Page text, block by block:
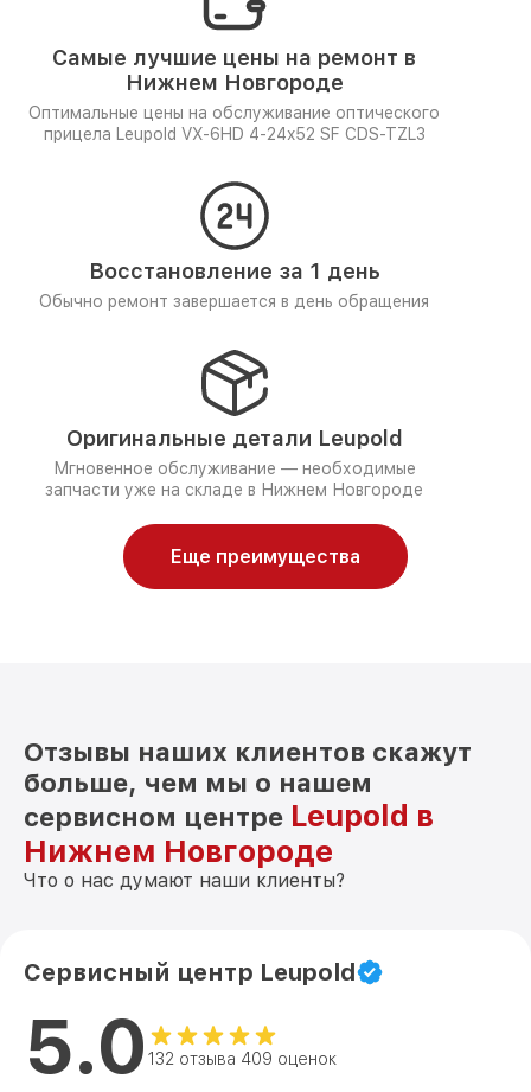
Самые лучшие цены на ремонт в
Нижнем Новгороде
Оптимальные цены на обслуживание оптического
прицела Leupold VX-6HD 4-24x52 SF CDS-TZL3
Восстановление за 1 день
Обычно ремонт завершается в день обращения
Оригинальные детали Leupold
Мгновенное обслуживание — необходимые
запчасти уже на складе в Нижнем Новгороде
Еще преимущества
Отзывы наших клиентов скажут
больше, чем мы о нашем
сервисном центре Leupold в
Нижнем Новгороде
Что о нас думают наши клиенты?
Сервисный центр Leupold
5.0 132 отзыва 409 оценок